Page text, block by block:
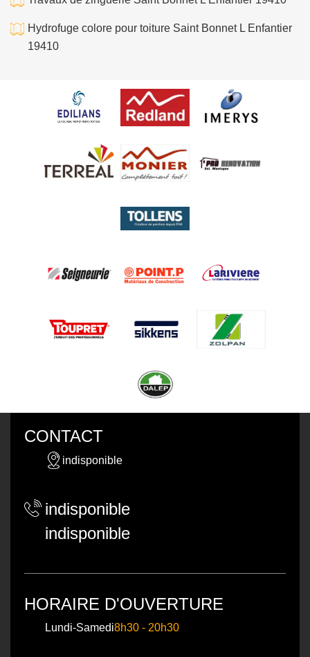
Hydrofuge colore pour toiture Saint Bonnet L Enfantier
19410
CONTACT
indisponible
indisponible
indisponible
HORAIRE D'OUVERTURE
Lundi-Samedi8h30 - 20h30